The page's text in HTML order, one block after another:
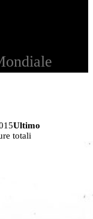
Ultimo
totali